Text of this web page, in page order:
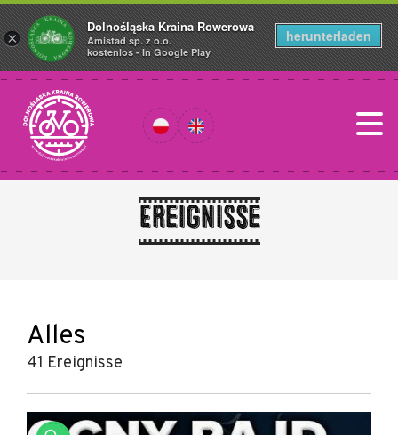
Ereignisse
Alles
41 Ereignisse
×
Dolnośląska Kraina Rowerowa
Amistad sp. z o.o.
kostenlos - In Google Play
herunterladen